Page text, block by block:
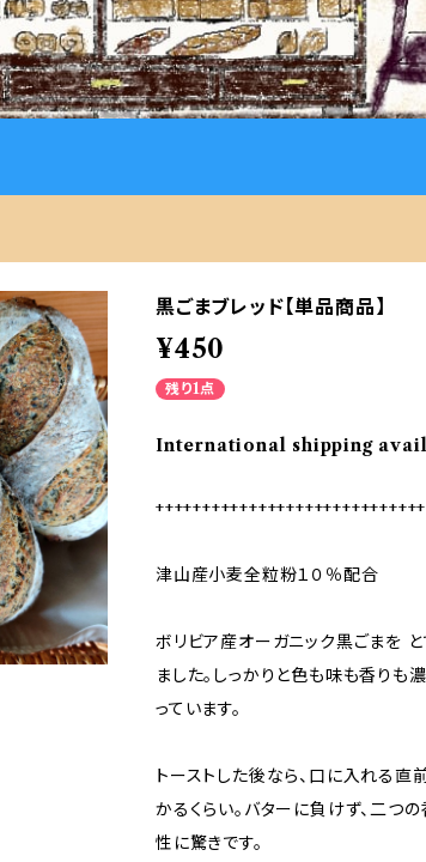
黒ごまブレッド【単品商品】
¥450
残り1点
International shipping
津山産小麦全粒粉１０％配合
ボリビア産オーガニック黒ごまを
ました。しっかりと色も味も香りも
っています。
トーストした後なら、口に入れる直
かるくらい。バターに負けず、二つ
性に驚きです。